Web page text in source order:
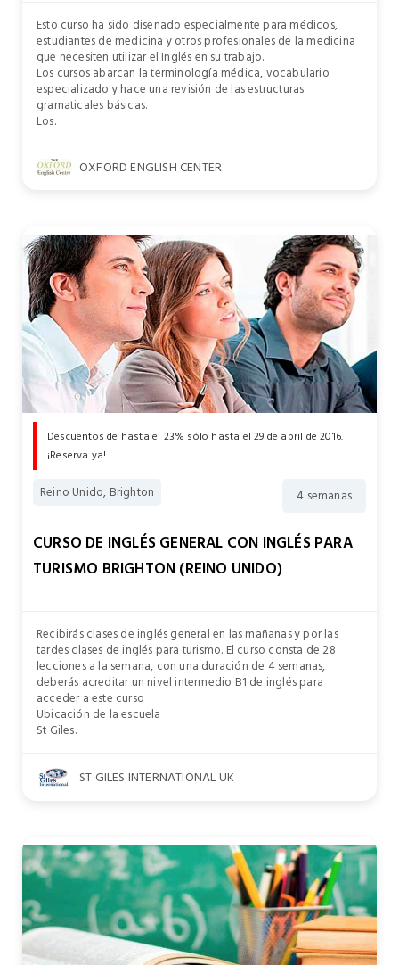
Esto curso ha sido diseñado especialmente para médicos,
estudiantes de medicina y otros profesionales de la medicina
que necesiten utilizar el Inglés en su trabajo.
Los cursos abarcan la terminología médica, vocabulario
especializado y hace una revisión de las estructuras
gramaticales básicas.
Los.
OXFORD ENGLISH CENTER
Descuentos de hasta el 23% sólo hasta el 29 de abril de 2016.
¡Reserva ya!
Reino Unido, Brighton 4 semanas
CURSO DE INGLÉS GENERAL CON INGLÉS PARA
TURISMO BRIGHTON (REINO UNIDO)
Recibirás clases de inglés general en las mañanas y por las
tardes clases de inglés para turismo. El curso consta de 28
lecciones a la semana, con una duración de 4 semanas,
deberás acreditar un nivel intermedio B1 de inglés para
acceder a este curso
Ubicación de la escuela
St Giles.
ST GILES INTERNATIONAL UK